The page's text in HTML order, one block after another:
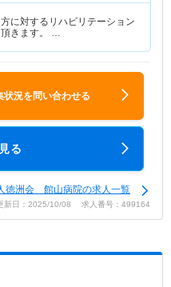
に対するリハビリテーション
の計画と実行をして頂きます。 …
状況を問い合わせる
る
徳洲会 館山病院の求人一覧
新日：2025/10/08 求人番号：499164